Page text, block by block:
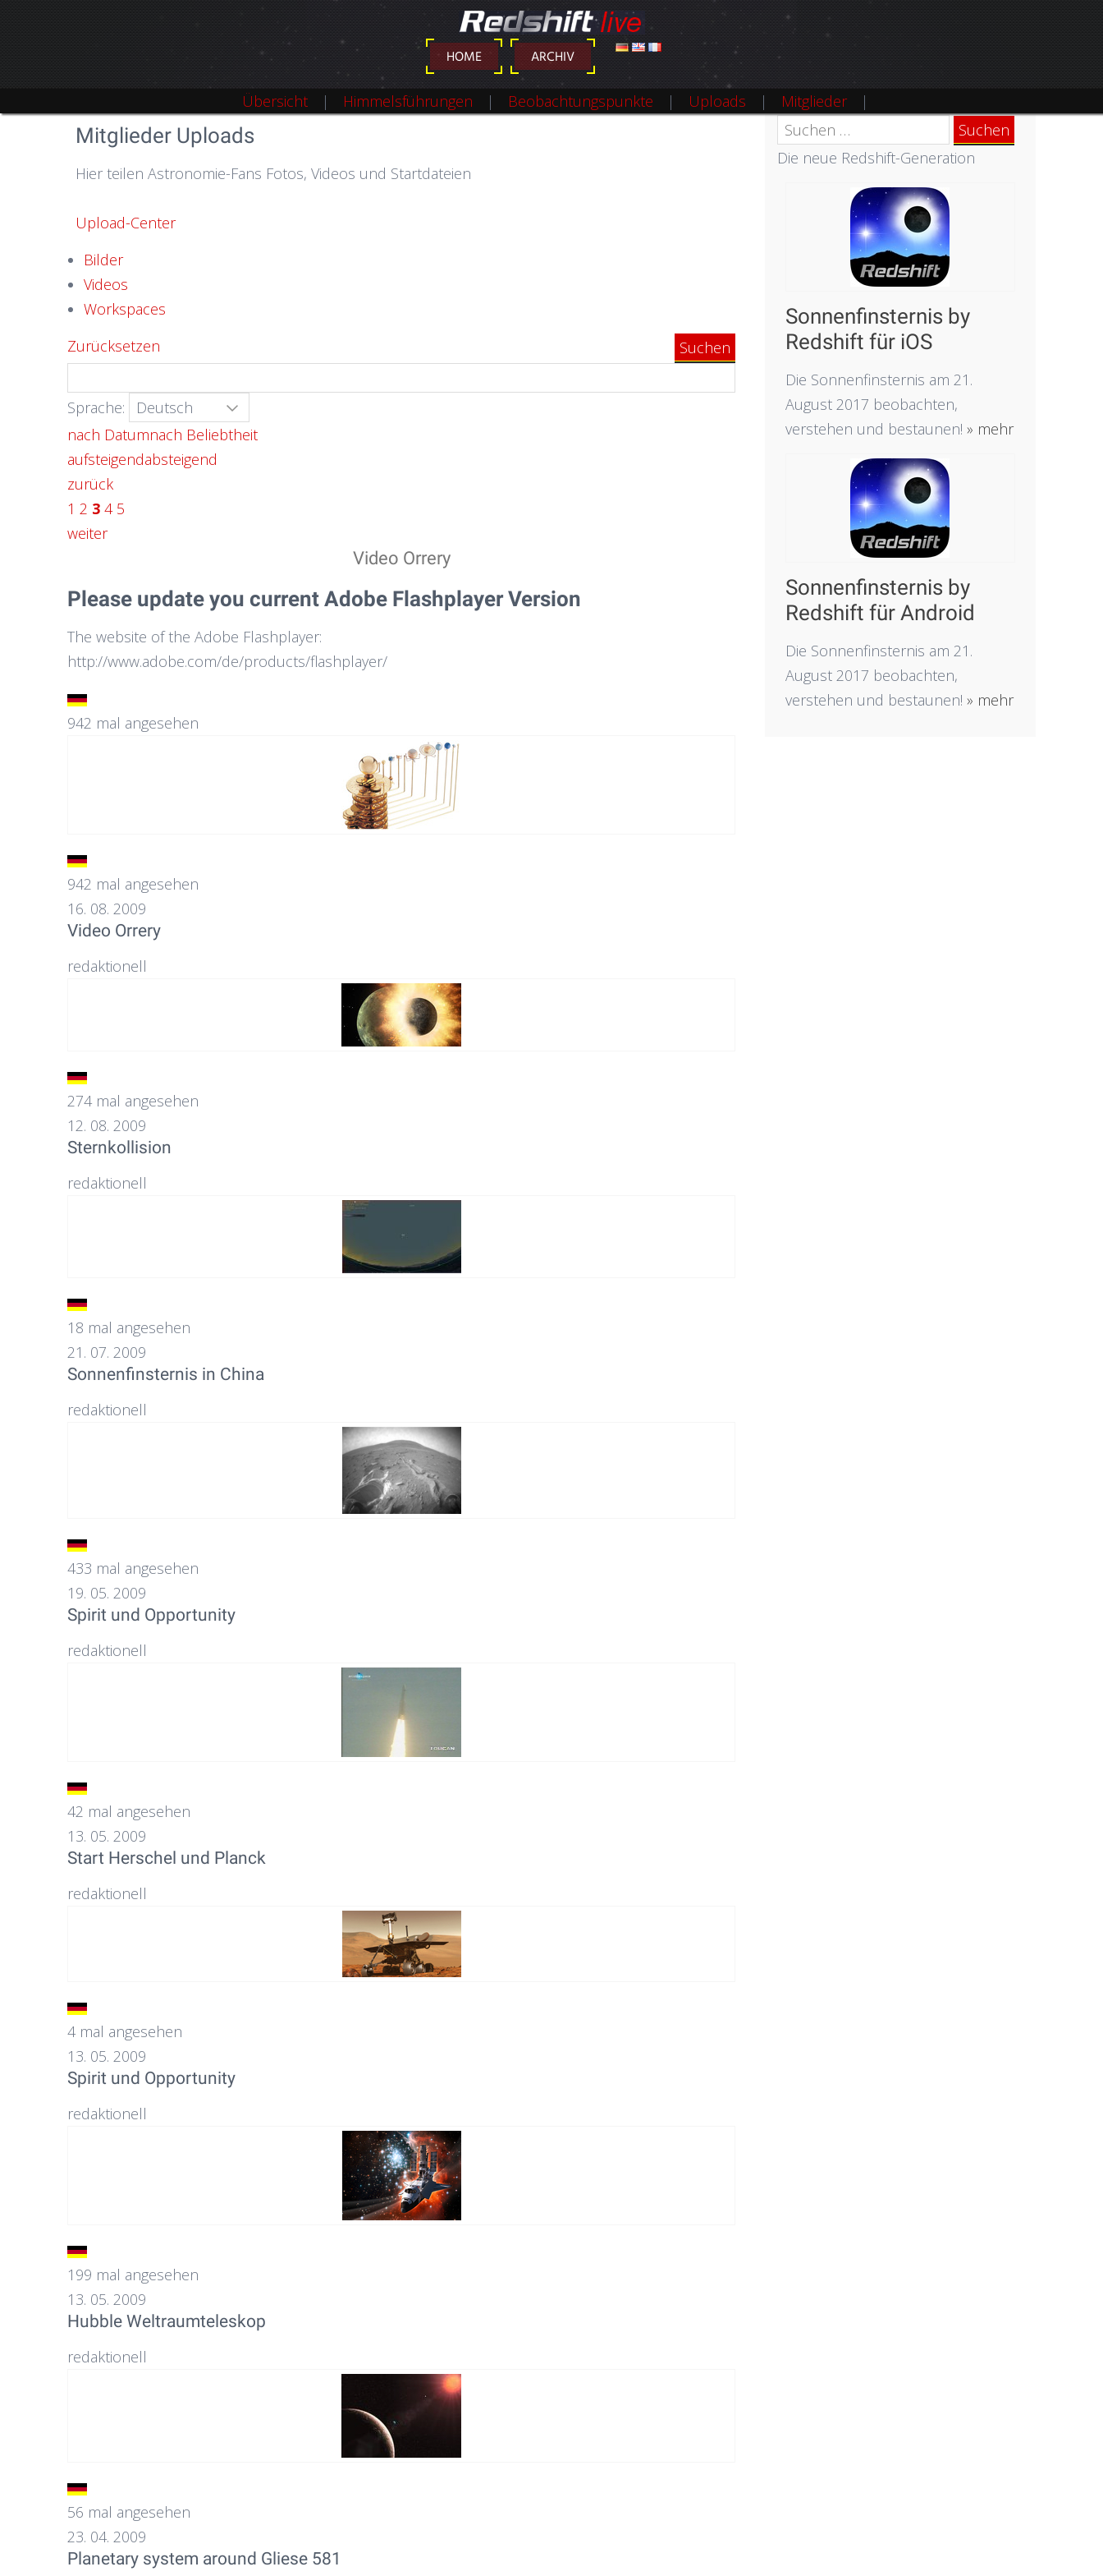
HOME ARCHIV
DEUTSCH ENGLISH FRANÇAIS
Übersicht Himmelsführungen Beobachtungspunkte Uploads Mitglieder
Mitglieder Uploads
Hier teilen Astronomie-Fans Fotos, Videos und Startdateien
Upload-Center
Bilder
Videos
Workspaces
Zurücksetzen
Sprache:
nach Datumnach Beliebtheit
aufsteigendabsteigend
zurück
1 2 3 4 5
weiter
Video Orrery
Please update you current Adobe Flashplayer Version
The website of the Adobe Flashplayer:
http://www.adobe.com/de/products/flashplayer/
942 mal angesehen
942 mal angesehen
16. 08. 2009
Video Orrery
redaktionell
274 mal angesehen
12. 08. 2009
Sternkollision
redaktionell
18 mal angesehen
21. 07. 2009
Sonnenfinsternis in China
redaktionell
433 mal angesehen
19. 05. 2009
Spirit und Opportunity
redaktionell
42 mal angesehen
13. 05. 2009
Start Herschel und Planck
redaktionell
4 mal angesehen
13. 05. 2009
Spirit und Opportunity
redaktionell
199 mal angesehen
13. 05. 2009
Hubble Weltraumteleskop
redaktionell
56 mal angesehen
23. 04. 2009
Planetary system around Gliese 581
Suchen
nach:
Die neue Redshift-Generation
Sonnenfinsternis by
Redshift für iOS
Die Sonnenfinsternis am 21.
August 2017 beobachten,
verstehen und bestaunen! » mehr
Sonnenfinsternis by
Redshift für Android
Die Sonnenfinsternis am 21.
August 2017 beobachten,
verstehen und bestaunen! » mehr